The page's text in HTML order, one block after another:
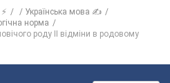
Українська мова ✍
норма
роду ІІ відміни в родовому